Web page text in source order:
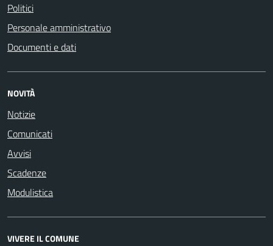
Politici
Personale amministrativo
Documenti e dati
NOVITÀ
Notizie
Comunicati
Avvisi
Scadenze
Modulistica
VIVERE IL COMUNE